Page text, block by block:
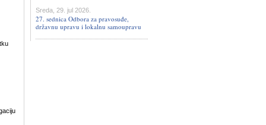
Sreda, 29. jul 2026.
27. sednica Odbora za pravosuđe,
državnu upravu i lokalnu samoupravu